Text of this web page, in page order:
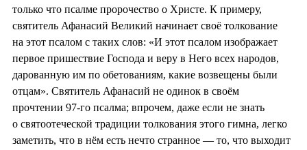
только что псалме пророчество о Христе. К примеру,
святитель Афанасий Великий начинает своё толкование
на этот псалом с таких слов: «И этот псалом изображает
первое пришествие Господа и веру в Него всех народов,
дарованную им по обетованиям, какие возвещены были
отцам». Святитель Афанасий не одинок в своём
прочтении 97-го псалма; впрочем, даже если не знать
о святоотеческой традиции толкования этого гимна, легко
заметить, что в нём есть нечто странное — то, что выходит